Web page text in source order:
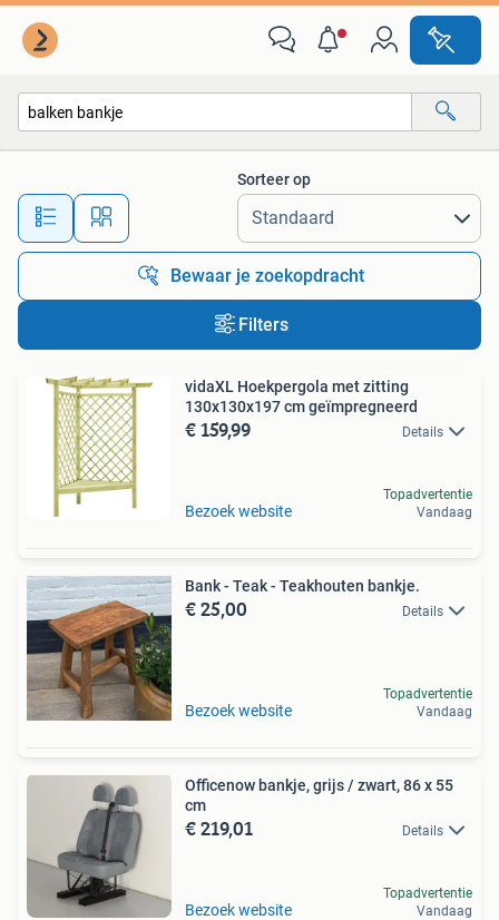
Alle afstanden…
Sorteer op
Bewaar je zoekopdracht
Filters
vidaXL Hoekpergola met zitting
130x130x197 cm geïmpregneerd
€ 159,99 Details
Bezoek website
Topadvertentie
Vandaag
Bank - Teak - Teakhouten bankje.
€ 25,00 Details
Bezoek website
Topadvertentie
Vandaag
Officenow bankje, grijs / zwart, 86 x 55
cm
€ 219,01 Details
Bezoek website
Topadvertentie
Vandaag